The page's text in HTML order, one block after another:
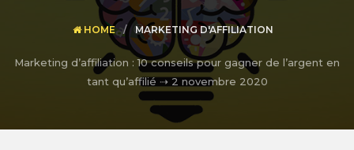
HOME MARKETING D'AFFILIATION
Marketing d’affiliation : 10 conseils pour gagner de l’argent en
tant qu’affilié ⇢2 novembre 2020